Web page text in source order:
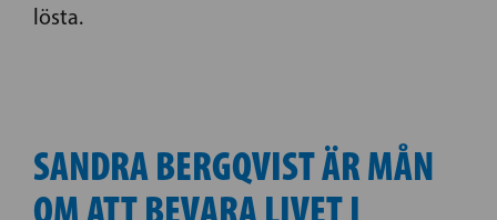
lösta.
SANDRA BERGQVIST ÄR MÅN